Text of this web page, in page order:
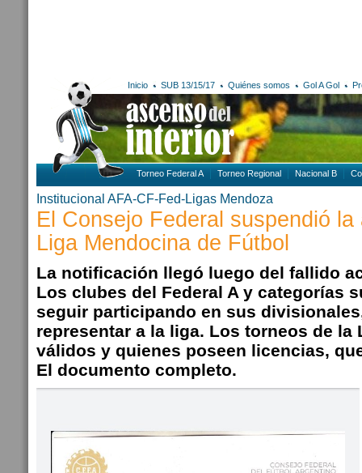
Inicio SUB 13/15/17 Quiénes somos Gol A Gol
Torneo Federal A Torneo Regional Nacional B
Institucional AFA-CF-Fed-Ligas Mendoza
El Consejo Federal suspendió
Liga Mendocina de Fútbol
La notificación llegó luego del fallido
Los clubes del Federal A y categorías
seguir participando en sus
representar a la liga. Los torneos de la
válidos y quienes poseen licencias,
El documento completo.